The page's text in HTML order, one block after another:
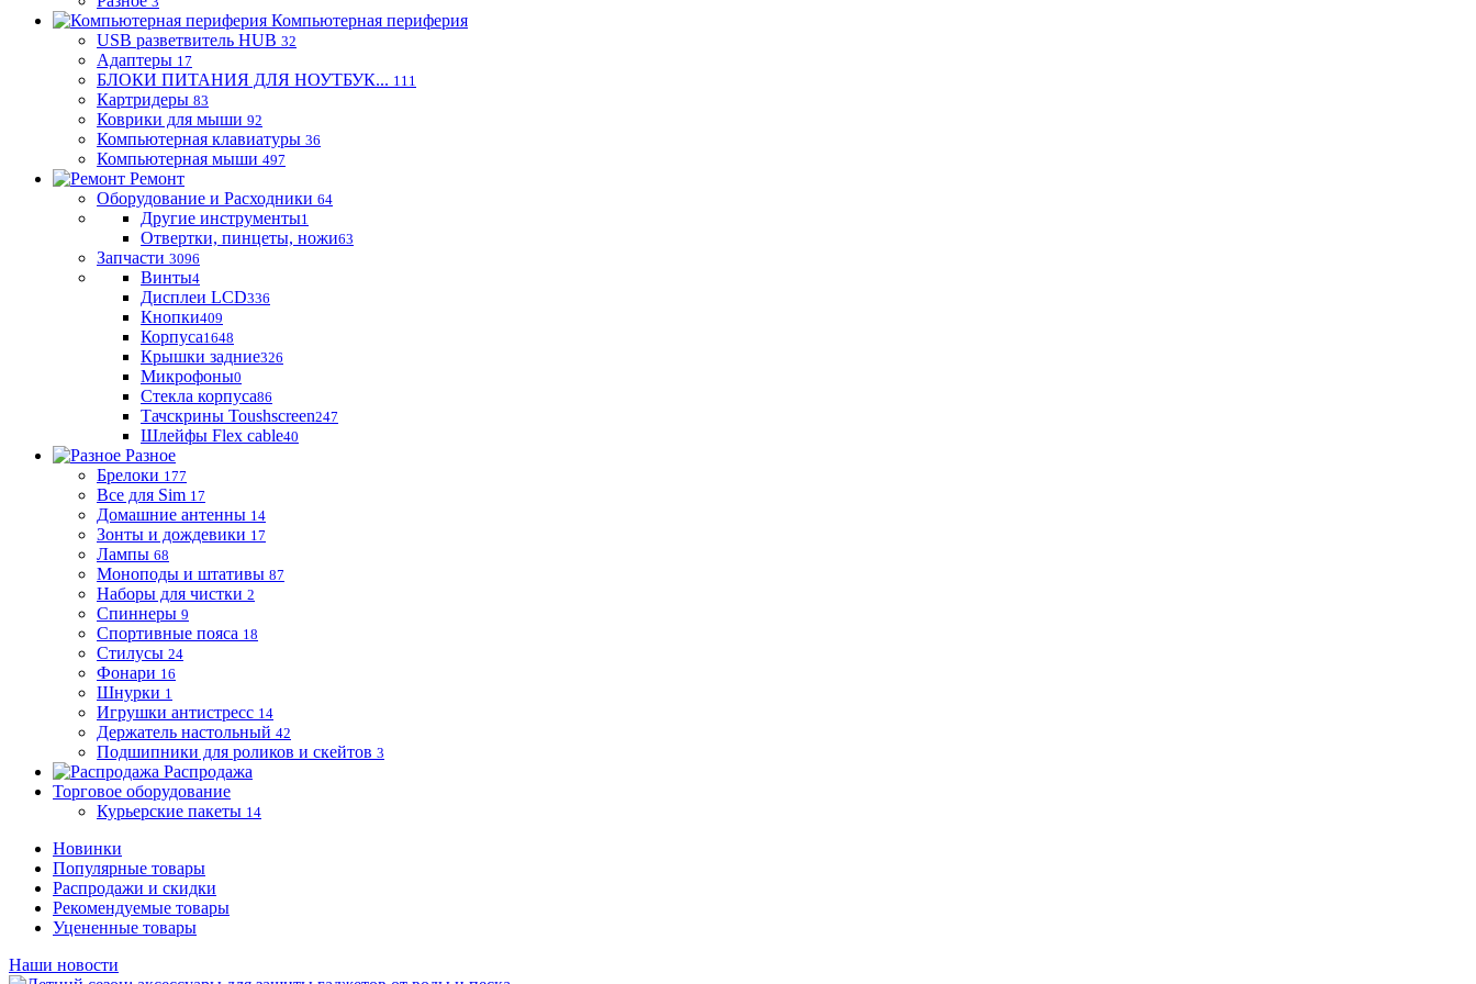
Компьютерная периферия
USB разветвитель HUB 32
Адаптеры 17
БЛОКИ ПИТАНИЯ ДЛЯ НОУТБУК... 111
Картридеры 83
Коврики для мыши 92
Компьютерная клавиатуры 36
Компьютерная мыши 497
Ремонт
Оборудование и Расходники 64
Другие инструменты1
Отвертки, пинцеты, ножи63
Запчасти 3096
Винты4
Дисплеи LCD336
Кнопки409
Корпуса1648
Крышки задние326
Микрофоны0
Стекла корпуса86
Тачскрины Toushscreen247
Шлейфы Flex cable40
Разное
Брелоки 177
Все для Sim 17
Домашние антенны 14
Зонты и дождевики 17
Лампы 68
Моноподы и штативы 87
Наборы для чистки 2
Спиннеры 9
Спортивные пояса 18
Стилусы 24
Фонари 16
Шнурки 1
Игрушки антистресс 14
Держатель настольный 42
Подшипники для роликов и скейтов 3
Распродажа
Торговое оборудование
Курьерские пакеты 14
Новинки
Популярные товары
Распродажи и скидки
Рекомендуемые товары
Уцененные товары
Наши новости